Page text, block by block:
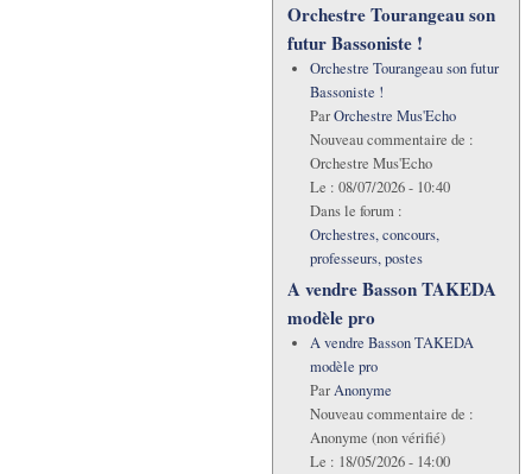
Orchestre Tourangeau son
futur Bassoniste !
Orchestre Tourangeau son futur
Bassoniste !
ParOrchestre Mus'Echo
Nouveau commentaire de :
Orchestre Mus'Echo
Le : 08/07/2026 - 10:40
Dans le forum :
Orchestres, concours,
professeurs, postes
A vendre Basson TAKEDA
modèle pro
A vendre Basson TAKEDA
modèle pro
ParAnonyme
Nouveau commentaire de :
Anonyme (non vérifié)
Le : 18/05/2026 - 14:00